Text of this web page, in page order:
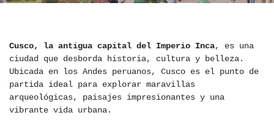
Cusco, la antigua capital del Imperio Inca, es una
ciudad que desborda historia, cultura y belleza.
Ubicada en los Andes peruanos, Cusco es el punto de
partida ideal para explorar maravillas
arqueológicas, paisajes impresionantes y una
vibrante vida urbana.